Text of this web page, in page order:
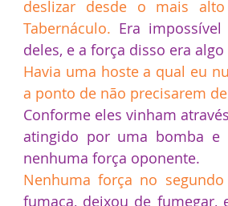
deslizar desde o mais
Tabernáculo. Era
deles, e a força disso era
Havia uma hoste a qual eu
a ponto de não precisarem
Conforme eles vinham
atingido por uma bomba e
nenhuma força oponente.
Nenhuma força no
fumaça, deixou de fumegar,